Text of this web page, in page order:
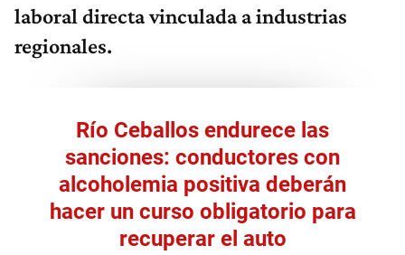
laboral directa vinculada a industrias
regionales.
Río Ceballos endurece las
sanciones: conductores con
alcoholemia positiva deberán
hacer un curso obligatorio para
recuperar el auto